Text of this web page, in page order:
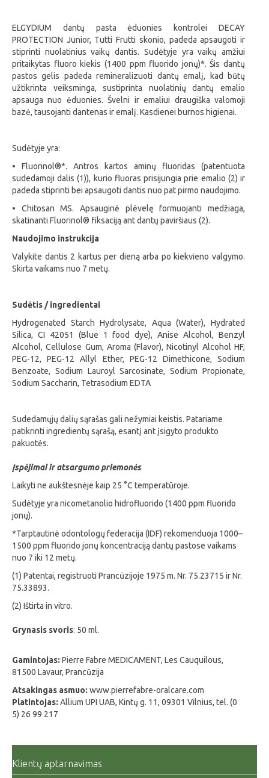
ELGYDIUM dantų pasta ėduonies kontrolei DECAY
PROTECTION Junior, Tutti Frutti skonio, padeda apsaugoti ir
stiprinti nuolatinius vaikų dantis. Sudėtyje yra vaikų amžiui
pritaikytas fluoro kiekis (1400 ppm fluorido jonų)*. Šis dantų
pastos gelis padeda remineralizuoti dantų emalį, kad būtų
užtikrinta veiksminga, sustiprinta nuolatinių dantų emalio
apsauga nuo ėduonies. Švelni ir emaliui draugiška valomoji
bazė, tausojanti dantenas ir emalį. Kasdienei burnos higienai.
Sudėtyje yra:
• Fluorinol®*. Antros kartos aminų fluoridas (patentuota
sudedamoji dalis (1)), kurio fluoras prisijungia prie emalio (2) ir
padeda stiprinti bei apsaugoti dantis nuo pat pirmo naudojimo.
• Chitosan MS. Apsauginė plėvelę formuojanti medžiaga,
skatinanti Fluorinol® fiksaciją ant dantų paviršiaus (2).
Naudojimo instrukcija
Valykite dantis 2 kartus per dieną arba po kiekvieno valgymo.
Skirta vaikams nuo 7 metų.
Sudėtis / ingredientai
Hydrogenated Starch Hydrolysate, Aqua (Water), Hydrated
Silica, CI 42051 (Blue 1 food dye), Anise Alcohol, Benzyl
Alcohol, Cellulose Gum, Aroma (Flavor), Nicotinyl Alcohol HF,
PEG-12, PEG-12 Allyl Ether, PEG-12 Dimethicone, Sodium
Benzoate, Sodium Lauroyl Sarcosinate, Sodium Propionate,
Sodium Saccharin, Tetrasodium EDTA
Sudedamųjų dalių sąrašas gali nežymiai keistis. Patariame
patikrinti ingredientų sąrašą, esantį ant įsigyto produkto
pakuotės.
Įspėjimai ir atsargumo priemonės
Laikyti ne aukštesnėje kaip 25 °C temperatūroje.
Sudėtyje yra nicometanolio hidrofluorido (1400 ppm fluorido
jonų).
*Tarptautinė odontologų federacija (IDF) rekomenduoja 1000–
1500 ppm fluorido jonų koncentraciją dantų pastose vaikams
nuo 7 iki 12 metų.
(1) Patentai, registruoti Prancūzijoje 1975 m. Nr. 75.23715 ir Nr.
75.33893.
(2) Ištirta in vitro.
Grynasis svoris: 50 ml.
Gamintojas: Pierre Fabre MEDICAMENT, Les Cauquilous,
81500 Lavaur, Prancūzija
Atsakingas asmuo: www.pierrefabre-oralcare.com
Platintojas: Allium UPI UAB, Kintų g. 11, 09301 Vilnius, tel. (0
5) 26 99 217
Klientų aptarnavimas